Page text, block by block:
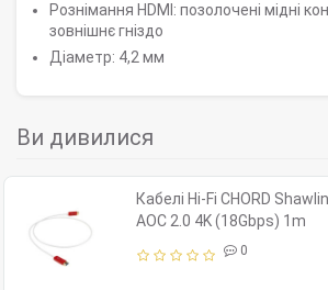
Рознімання HDMI: позолочені мідні
зовнішнє гніздо
Діаметр: 4,2 мм
Ви дивилися
Кабелі Hi-Fi CHORD
AOC 2.0 4K (18Gbps) 1m
0